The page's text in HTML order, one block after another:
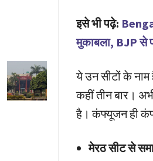
इसे भी पढ़े:
मुकाबला, BJP से
ये उन सीटों के
कहीं तीन बार।
है। कंफ्यूजन ही
मेरठ सीट से